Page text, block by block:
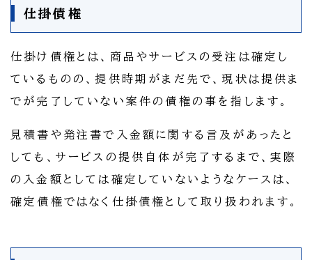
仕掛債権
仕掛け債権とは、商品やサービスの受注は確定し
ているものの、提供時期がまだ先で、現状は提供ま
でが完了していない案件の債権の事を指します。
見積書や発注書で入金額に関する言及があったと
しても、サービスの提供自体が完了するまで、実際
の入金額としては確定していないようなケースは、
確定債権ではなく仕掛債権として取り扱われます。